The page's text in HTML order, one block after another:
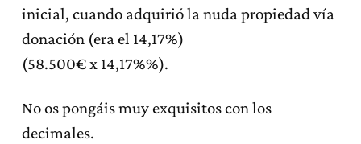
inicial, cuando adquirió la nuda propiedad vía
donación (era el 14,17%)
(58.500€ x 14,17%%).
No os pongáis muy exquisitos con los
decimales.